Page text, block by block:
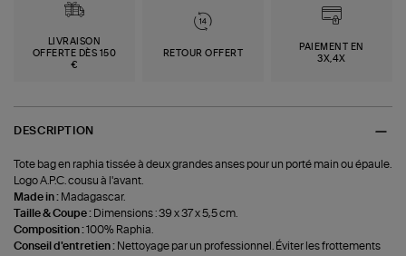
LIVRAISON
OFFERTE DÈS 150
€
RETOUR OFFERT
PAIEMENT EN
3X,4X
DESCRIPTION
Tote bag en raphia tissée à deux grandes anses pour un porté main ou épaule.
Logo A.P.C. cousu à l'avant.
Made in : Madagascar.
Taille & Coupe : Dimensions : 39 x 37 x 5,5 cm.
Composition :100% Raphia.
Conseil d'entretien : Nettoyage par un professionnel. Éviter les frottements